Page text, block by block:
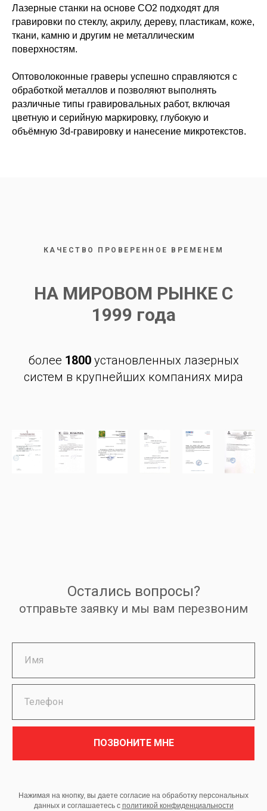
Лазерные станки на основе CO2 подходят для
гравировки по стеклу, акрилу, дереву, пластикам, коже,
ткани, камню и другим не металлическим
поверхностям.
Оптоволоконные граверы успешно справляются с
обработкой металлов и позволяют выполнять
различные типы гравировальных работ, включая
цветную и серийную маркировку, глубокую и
объёмную 3d-гравировку и нанесение микротекстов.
КАЧЕСТВО ПРОВЕРЕННОЕ ВРЕМЕНЕМ
НА МИРОВОМ РЫНКЕ С
1999 года
более 1800установленных лазерных
систем в крупнейших компаниях мира
Остались вопросы?
отправьте заявку и мы вам перезвоним
ПОЗВОНИТЕ МНЕ
Нажимая на кнопку, вы даете согласие на обработку персональных
данных и соглашаетесь c политикой конфиденциальности